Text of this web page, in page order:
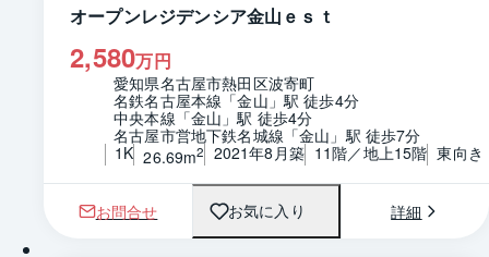
オープンレジデンシア金山ｅｓｔ
2,580万円
愛知県名古屋市熱田区波寄町
名鉄名古屋本線「金山」駅 徒歩4分
中央本線「金山」駅 徒歩4分
名古屋市営地下鉄名城線「金山」駅 徒歩7分
1K 26.69m2 2021年8月築 11階／地上15階 東向き
お問合せ お気に入り 詳細
1 / 0 間取り